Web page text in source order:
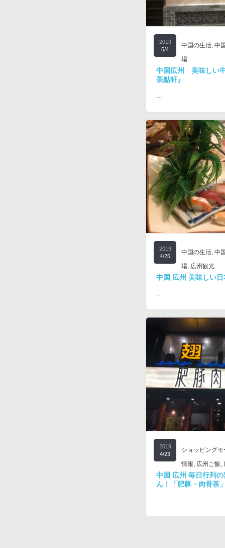
2019
5/4
中国の生活, 中
場
中国広州 美味しい
茶點轩』
…
2019
4/25
中国の生活, 中
場, 広州観光
中国 広州 美味しい
…
2019
4/23
ショッピングモ
情報, 広州ご飯,
中国 広州 毎日行列
ん！「肥豚・肉骨茶
…